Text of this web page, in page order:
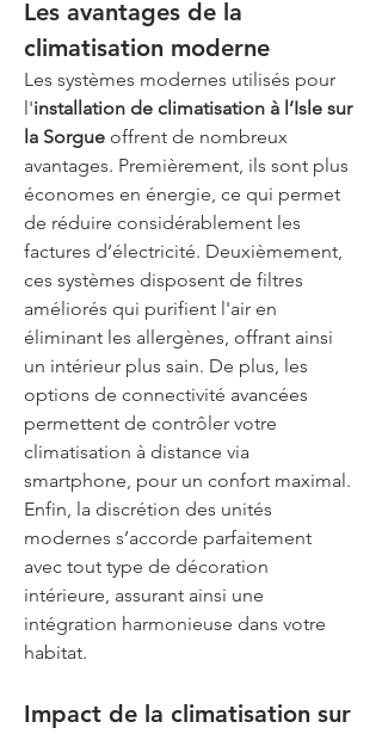
Les avantages de la
climatisation moderne
Les systèmes modernes utilisés pour
l'installation de climatisation à l’Isle sur
la Sorgue offrent de nombreux
avantages. Premièrement, ils sont plus
économes en énergie, ce qui permet
de réduire considérablement les
factures d’électricité. Deuxièmement,
ces systèmes disposent de filtres
améliorés qui purifient l'air en
éliminant les allergènes, offrant ainsi
un intérieur plus sain. De plus, les
options de connectivité avancées
permettent de contrôler votre
climatisation à distance via
smartphone, pour un confort maximal.
Enfin, la discrétion des unités
modernes s’accorde parfaitement
avec tout type de décoration
intérieure, assurant ainsi une
intégration harmonieuse dans votre
habitat.
Impact de la climatisation sur